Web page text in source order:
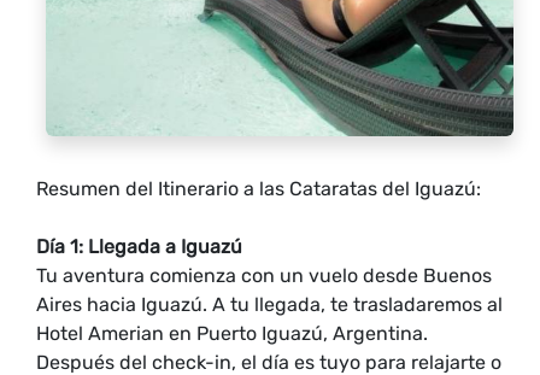
Resumen del Itinerario a las Cataratas del Iguazú:
Día 1: Llegada a Iguazú
Tu aventura comienza con un vuelo desde Buenos
Aires hacia Iguazú. A tu llegada, te trasladaremos al
Hotel Amerian en Puerto Iguazú, Argentina.
Después del check-in, el día es tuyo para relajarte o